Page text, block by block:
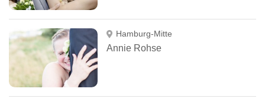
Hamburg-Mitte
Annie Rohse